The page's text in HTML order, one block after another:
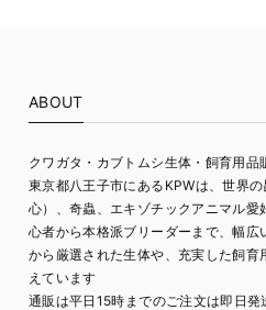
ABOUT
クワガタ・カブトムシ生体・飼育用品
東京都八王子市にあるKPWは、世界
心）、奇蟲、エキゾチックアニマル愛
心者から本格派ブリーダーまで、幅
から厳選された生体や、充実した飼
えています
通販は平日15時までのご注文は即日発